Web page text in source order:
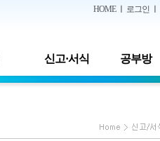
HOMEㅣ 로그인
신고·서식 공부방